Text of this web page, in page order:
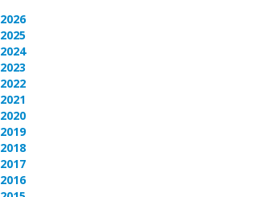
2026
2025
2024
2023
2022
2021
2020
2019
2018
2017
2016